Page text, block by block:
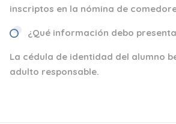
inscriptos en la nómina de
¿Qué información debo
La cédula de identidad del alumno
adulto responsable.